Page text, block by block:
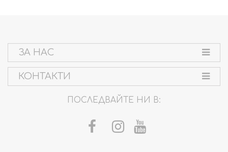
ЗА НАС
КОНТАКТИ
ПОСЛЕДВАЙТЕ НИ В: